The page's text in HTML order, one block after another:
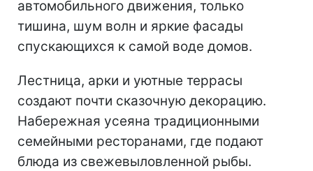
автомобильного движения, только
тишина, шум волн и яркие фасады
спускающихся к самой воде домов.
Лестница, арки и уютные террасы
создают почти сказочную декорацию.
Набережная усеяна традиционными
семейными ресторанами, где подают
блюда из свежевыловленной рыбы.